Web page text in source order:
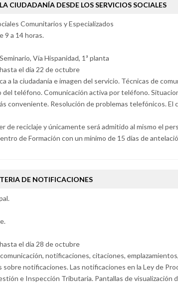
CIUDADANÍA DESDE LOS SERVICIOS SOCIALES
Comunitarios y Especializados
9 a 14 horas.
Vía Hispanidad, 1ª planta
el día 22 de octubre
a la ciudadanía e imagen del servicio. Técnicas de
teléfono. Comunicación activa por teléfono.
conveniente. Resolución de problemas telefónicos. El
de reciclaje y únicamente será admitido al mismo el
de Formación con un mínimo de 15 días de
DE NOTIFICACIONES
el día 28 de octubre
notificaciones, citaciones,
notificaciones. Las notificaciones en la Ley de
e Inspección Tributaria. Pantallas de visualización